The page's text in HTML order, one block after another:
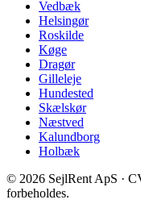
Vedbæk
Helsingør
Roskilde
Køge
Dragør
Gilleleje
Hundested
Skælskør
Næstved
Kalundborg
Holbæk
© 2026 SejlRent ApS ·
forbeholdes.